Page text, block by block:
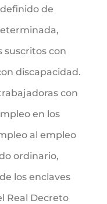
de
suscritos con
discapacidad.
con
en los
al empleo
ordinario,
los enclaves
Real Decreto